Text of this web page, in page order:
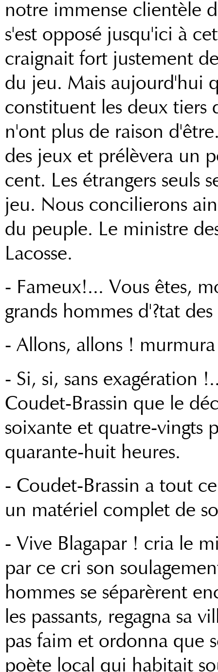
notre immense clientèle
s'est opposé jusqu'ici à
craignait fort justement
du jeu. Mais aujourd'hui
constituent les deux tiers
n'ont plus de raison
des jeux et prélèvera un
cent. Les étrangers seuls
jeu. Nous concilierons
du peuple. Le ministre
Lacosse.
- Fameux!... Vous êtes,
grands hommes d'?tat
- Allons, allons !
- Si, si, sans exagération
Coudet-Brassin que le
soixante et quatre-vingts
quarante-huit heures.
- Coudet-Brassin a tout
un matériel complet de
- Vive Blagapar ! cria le
par ce cri son
hommes se séparèrent
les passants, regagna sa
pas faim et ordonna que
poète local qui habitait